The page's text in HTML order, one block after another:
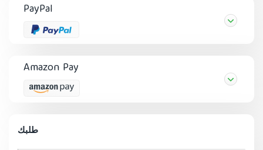
PayPal
Amazon Pay
طلبك